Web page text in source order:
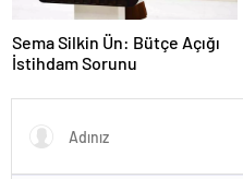
Sema Silkin Ün: Bütçe Açığı
İstihdam Sorunu